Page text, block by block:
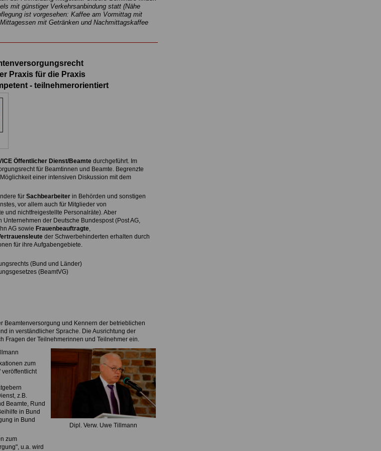
mit günstiger Verkehrsanbindung statt (Nähe
ist vorgesehen: Kaffee am Vormittag mit
mit Getränken und Nachmittagskaffee
Praxis für die Praxis
- teilnehmerorientiert
Öffentlicher Dienst/Beamte durchgeführt. Im
für Beamtinnen und Beamte. Begrenzte
einer intensiven Diskussion mit dem
für Sachbearbeiterin Behörden und sonstigen
vor allem auch für Mitglieder von
und nichtfreigestellte Personalräte). Aber
Unternehmen der Deutsche Bundespost (Post AG,
AG sowie Frauenbeauftragte,
der Schwerbehinderten erhalten durch
für ihre Aufgabengebiete.
(Bund und Länder)
(BeamtVG)
Beamtenversorgung und Kennern der betrieblichen
in verständlicher Sprache. Die Ausrichtung der
Fragen der Teilnehmerinnen und Teilnehmer ein.
zum
veröffentlicht
z.B.
Beamte, Rund
in Bund
in Bund
zum
u.a. wird
Dipl. Verw. Uwe Tillmann